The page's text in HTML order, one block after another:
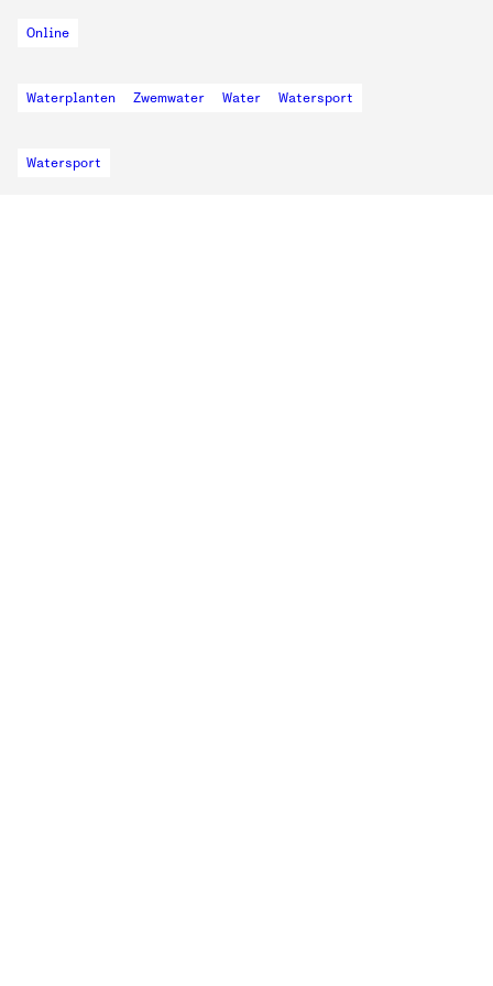
Online
Waterplanten Zwemwater Water Watersport
Watersport